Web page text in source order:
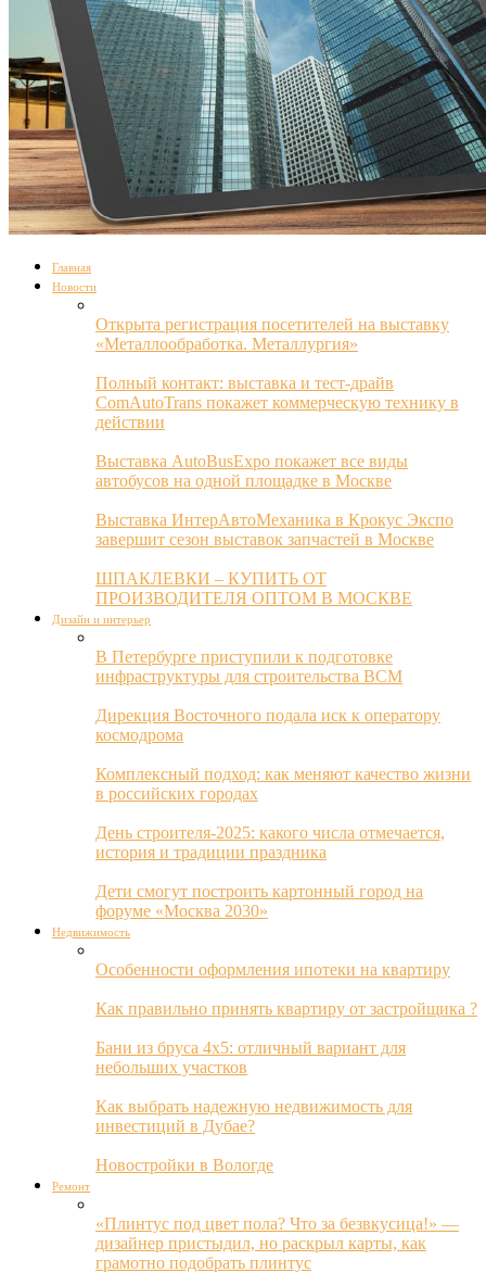
Главная
Новости
Открыта регистрация посетителей на выставку
«Металлообработка. Металлургия»
Полный контакт: выставка и тест-драйв
ComAutoTrans покажет коммерческую технику в
действии
Выставка AutoBusExpo покажет все виды
автобусов на одной площадке в Москве
Выставка ИнтерАвтоМеханика в Крокус Экспо
завершит сезон выставок запчастей в Москве
ШПАКЛЕВКИ – КУПИТЬ ОТ
ПРОИЗВОДИТЕЛЯ ОПТОМ В МОСКВЕ
Дизайн и интерьер
В Петербурге приступили к подготовке
инфраструктуры для строительства ВСМ
Дирекция Восточного подала иск к оператору
космодрома
Комплексный подход: как меняют качество жизни
в российских городах
День строителя-2025: какого числа отмечается,
история и традиции праздника
Дети смогут построить картонный город на
форуме «Москва 2030»
Недвижимость
Особенности оформления ипотеки на квартиру
Как правильно принять квартиру от застройщика ?
Бани из бруса 4х5: отличный вариант для
небольших участков
Как выбрать надежную недвижимость для
инвестиций в Дубае?
Новостройки в Вологде
Ремонт
«Плинтус под цвет пола? Что за безвкусица!» —
дизайнер пристыдил, но раскрыл карты, как
грамотно подобрать плинтус